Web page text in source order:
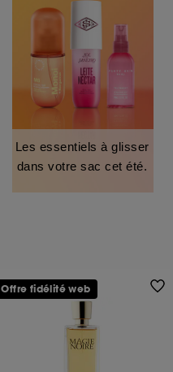
Les essentiels à glisser
dans votre sac cet été.
Offre fidélité web